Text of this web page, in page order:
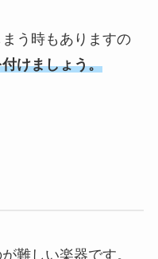
う時もありますの
けましょう。
難しい楽器です。